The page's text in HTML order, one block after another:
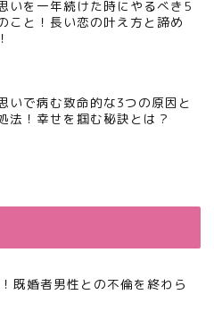
いを一年続けた時にやるべき5
こと！長い恋の叶え方と諦め
いで病む致命的な3つの原因と
法！幸せを掴む秘訣とは？
既婚者男性との不倫を終わら